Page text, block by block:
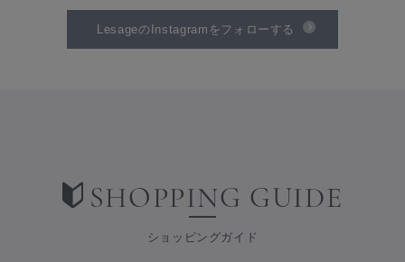
LesageのInstagramをフォローする
SHOPPING GUIDE
ショッピングガイド